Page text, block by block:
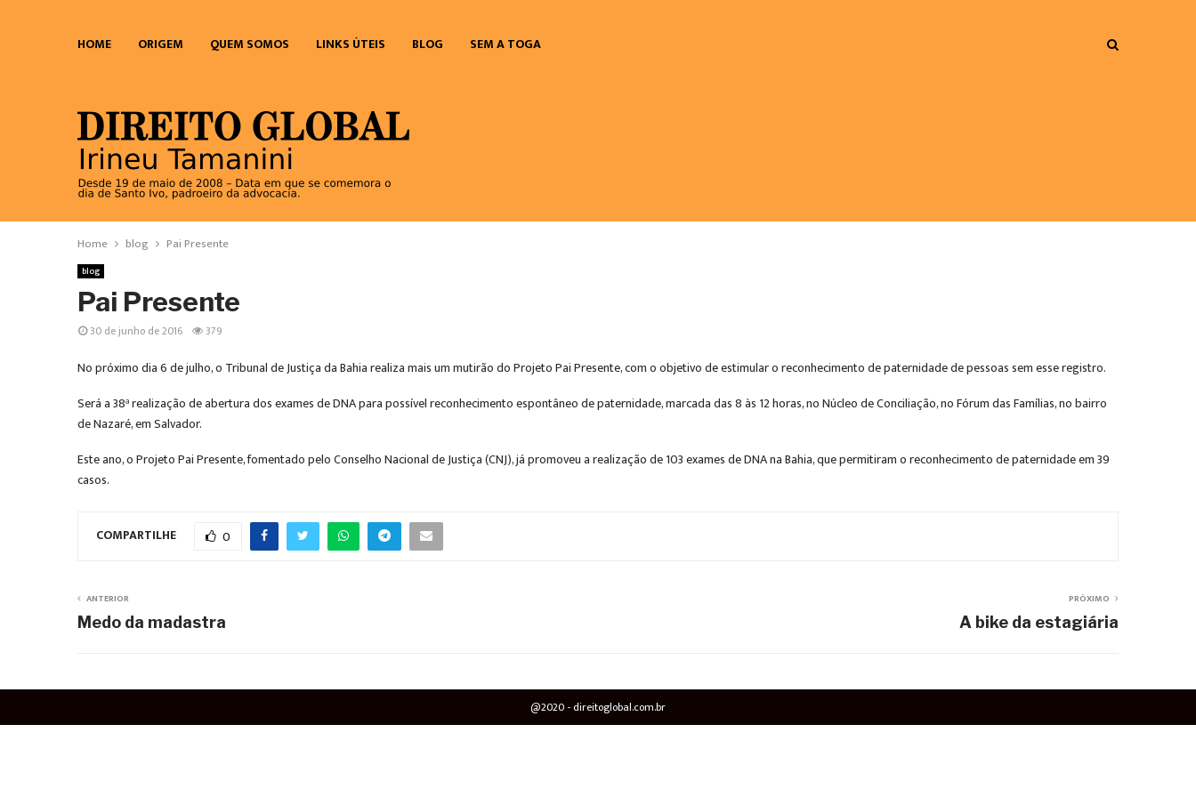
HOME ORIGEM QUEM SOMOS LINKS ÚTEIS BLOG SEM A TOGA
Home blog Pai Presente
blog
Pai Presente
30 de junho de 2016 379
No próximo dia 6 de julho, o Tribunal de Justiça da Bahia realiza mais um mutirão do Projeto Pai Presente, com o objetivo de estimular o reconhecimento de paternidade de pessoas sem esse registro.
Será a 38ª realização de abertura dos exames de DNA para possível reconhecimento espontâneo de paternidade, marcada das 8 às 12 horas, no Núcleo de Conciliação, no Fórum das Famílias, no bairro
de Nazaré, em Salvador.
Este ano, o Projeto Pai Presente, fomentado pelo Conselho Nacional de Justiça (CNJ), já promoveu a realização de 103 exames de DNA na Bahia, que permitiram o reconhecimento de paternidade em 39
casos.
COMPARTILHE 0
ANTERIOR
Medo da madastra
PRÓXIMO
A bike da estagiária
@2020 - direitoglobal.com.br